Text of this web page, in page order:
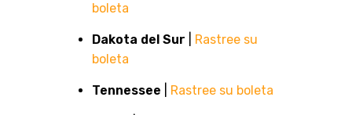
boleta
Dakota del Sur
Rastree su
boleta
Tennessee Rastree su boleta